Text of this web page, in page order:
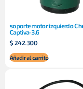
soporte motor izquierdo
Captiva-3.6
$242.300
Añadir al carrito